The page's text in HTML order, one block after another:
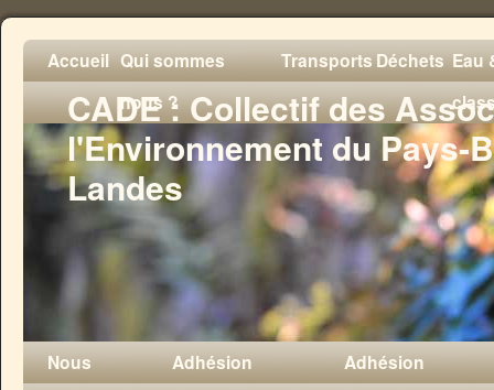
CADE : Collectif des
l'Environnement du Pays-
Landes
Accueil Qui sommes
nous ?
TransportsDéchets Eau
Nous
Adhésion
Adhésion